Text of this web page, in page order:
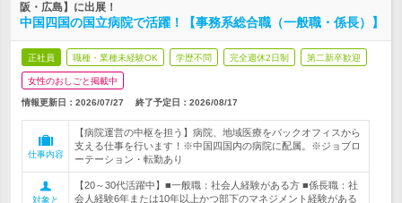
阪・広島】に出展！
中国四国の国立病院で活躍！【事務系総合職（一般職・係長）】
正社員 職種・業種未経験OK 学歴不問 完全週休2日制 第二新卒歓迎
女性のおしごと掲載中
情報更新日：2026/07/27 終了予定日： 2026/08/17
仕事内容
【病院運営の中枢を担う】病院、地域医療をバックオフィスから
支える仕事を行います！※中国四国内の病院に配属。※ジョブロ
ーテーション・転勤あり
対象と
【20～30代活躍中】■一般職：社会人経験がある方 ■係長職：社
会人経験6年または10年以上かつ部下のマネジメント経験がある